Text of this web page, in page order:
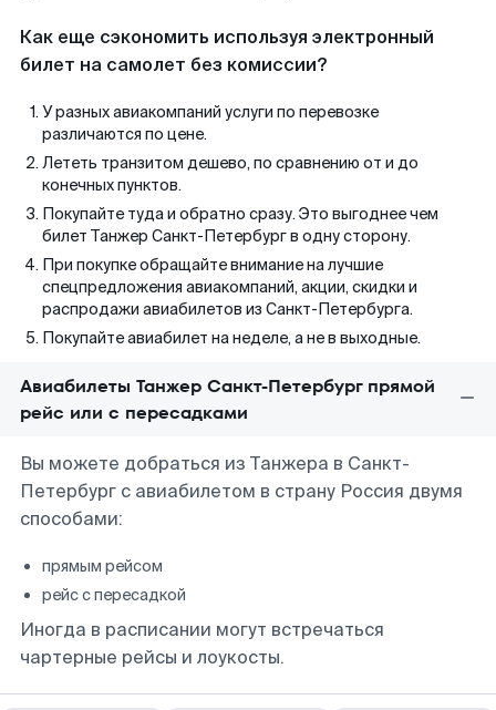
Как еще сэкономить используя электронный
билет на самолет без комиссии?
У разных авиакомпаний услуги по перевозке
различаются по цене.
Лететь транзитом дешево, по сравнению от и до
конечных пунктов.
Покупайте туда и обратно сразу. Это выгоднее чем
билет Танжер Санкт-Петербург в одну сторону.
При покупке обращайте внимание на лучшие
спецпредложения авиакомпаний, акции, скидки и
распродажи авиабилетов из Санкт-Петербурга.
Покупайте авиабилет на неделе, а не в выходные.
Авиабилеты Танжер Санкт-Петербург прямой
рейс или с пересадками
Вы можете добраться из Танжера в Санкт-
Петербург с авиабилетом в страну Россия двумя
способами:
прямым рейсом
рейс с пересадкой
Иногда в расписании могут встречаться
чартерные рейсы и лоукосты.